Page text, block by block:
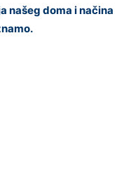
našeg doma i načina